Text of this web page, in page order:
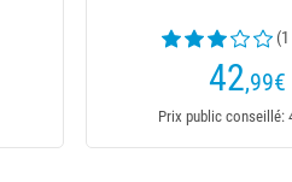
conseillé: 259,25€